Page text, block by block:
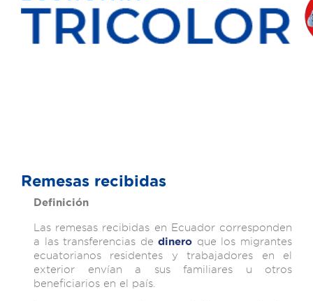
Remesas recibidas
Definición
Las remesas recibidas en Ecuador corresponden
a las transferencias dedinero que los migrantes
ecuatorianos residentes y trabajadores en el
exterior envían a sus familiares u otros
beneficiarios en el país.